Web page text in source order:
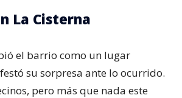
La Cisterna
el barrio como un lugar
su sorpresa ante lo ocurrido.
pero más que nada este